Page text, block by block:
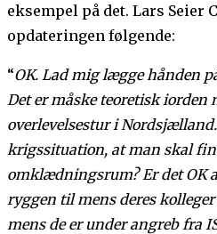
eksempel på det. Lars Seier
opdateringen følgende:
“OK. Lad mig lægge hånden
Det er måske teoretisk iorden
overlevelsestur i
krigssituation, at man skal
omklædningsrum? Er det OK
ryggen til mens deres
mens de er under angreb fra